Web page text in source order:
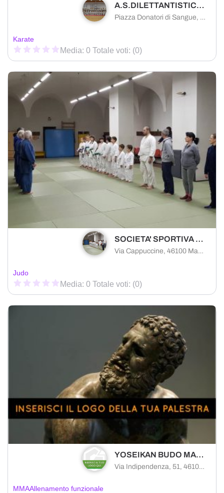
A.S.DILETTANTISTICA LEONI KARATE TEAM
Piazza Donatori di Sangue, 1, 41036 Medolla MO, Italia
Karate
Media: 0 Totale voti: (0)
SOCIETA' SPORTIVA DILETTANTISTICA S.A.M.J.
Via Cappuccine, 46100 Mantova MN, Italia
Judo
Media: 0 Totale voti: (0)
YOSEIKAN BUDO MANTOVA
Via Indipendenza, 51, 46100 Mantova MN, Italy
MMAAllenamento funzionale